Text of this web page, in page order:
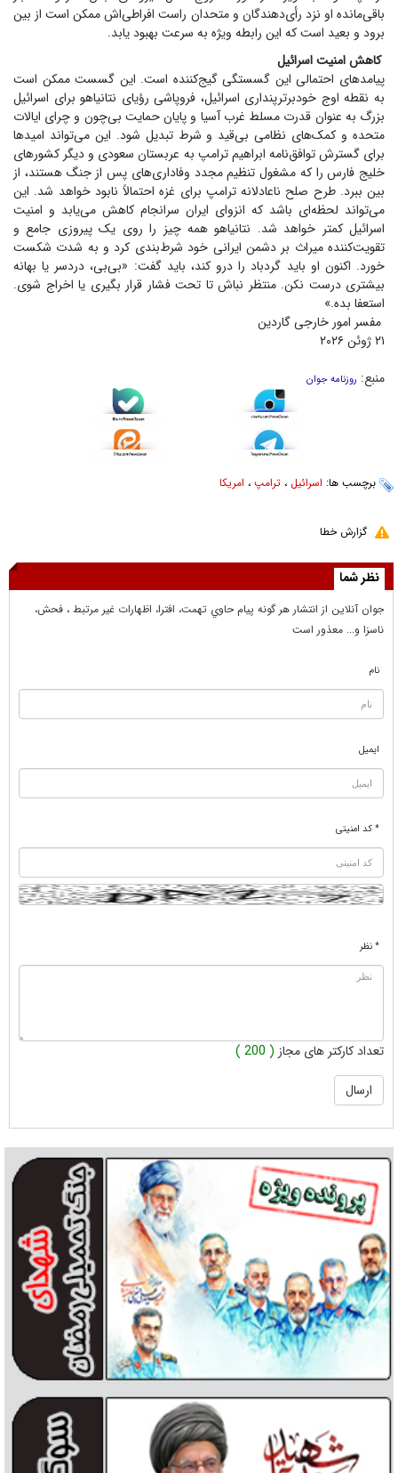
باقی‌مانده او نزد رأی‌دهندگان و متحدان راست افراطی‌اش ممکن است از بین
برود و بعید است که این رابطه ویژه به سرعت بهبود یابد.
کاهش امنیت اسرائیل
پیامد‌های احتمالی این گسستگی گیج‌کننده است. این گسست ممکن است
به نقطه اوج خودبرترپنداری اسرائیل، فروپاشی رؤیای نتانیاهو برای اسرائیل
بزرگ به عنوان قدرت مسلط غرب آسیا و پایان حمایت بی‌چون و چرای ایالات
متحده و کمک‌های نظامی بی‌قید و شرط تبدیل شود. این می‌تواند امید‌ها
برای گسترش توافق‌نامه ابراهیم ترامپ به عربستان سعودی و دیگر کشور‌های
خلیج فارس را که مشغول تنظیم مجدد وفاداری‌های پس از جنگ هستند، از
بین ببرد. طرح صلح ناعادلانه ترامپ برای غزه احتمالاً نابود خواهد شد. این
می‌تواند لحظه‌ای باشد که انزوای ایران سرانجام کاهش می‌یابد و امنیت
اسرائیل کمتر خواهد شد. نتانیاهو همه چیز را روی یک پیروزی جامع و
تقویت‌کننده میراث بر دشمن ایرانی خود شرط‌بندی کرد و به شدت شکست
خورد. اکنون او باید گردباد را درو کند، باید گفت: «بی‌بی، دردسر یا بهانه
بیشتری درست نکن. منتظر نباش تا تحت فشار قرار بگیری یا اخراج شوی.
استعفا بده.»
مفسر امور خارجی گاردین
۲۱ ژوئن ۲۰۲۶
منبع: روزنامه جوان
برچسب ها: اسرائیل ، ترامپ ، امریکا
گزارش خطا
نظر شما
جوان آنلاين از انتشار هر گونه پيام حاوي تهمت، افترا، اظهارات غير مرتبط ، فحش،
ناسزا و... معذور است
نام
ایمیل
* کد امنیتی
* نظر
تعداد کارکتر های مجاز ( 200 )